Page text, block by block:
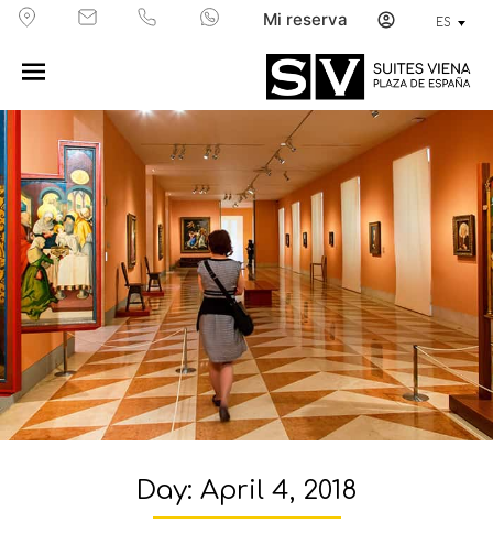
Mi reserva ES
Day: April 4, 2018